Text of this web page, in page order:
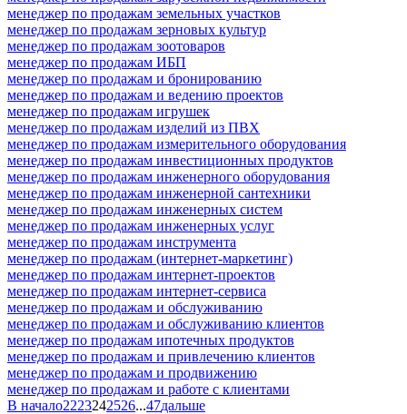
менеджер по продажам земельных участков
менеджер по продажам зерновых культур
менеджер по продажам зоотоваров
менеджер по продажам ИБП
менеджер по продажам и бронированию
менеджер по продажам и ведению проектов
менеджер по продажам игрушек
менеджер по продажам изделий из ПВХ
менеджер по продажам измерительного оборудования
менеджер по продажам инвестиционных продуктов
менеджер по продажам инженерного оборудования
менеджер по продажам инженерной сантехники
менеджер по продажам инженерных систем
менеджер по продажам инженерных услуг
менеджер по продажам инструмента
менеджер по продажам (интернет-маркетинг)
менеджер по продажам интернет-проектов
менеджер по продажам интернет-сервиса
менеджер по продажам и обслуживанию
менеджер по продажам и обслуживанию клиентов
менеджер по продажам ипотечных продуктов
менеджер по продажам и привлечению клиентов
менеджер по продажам и продвижению
менеджер по продажам и работе с клиентами
В начало2223242526...47дальше